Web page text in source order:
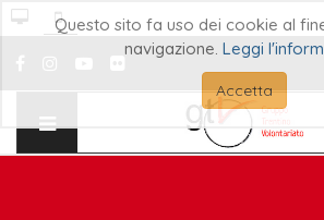
Questo sito fa uso dei cookie al
navigazione. Leggi
Accetta